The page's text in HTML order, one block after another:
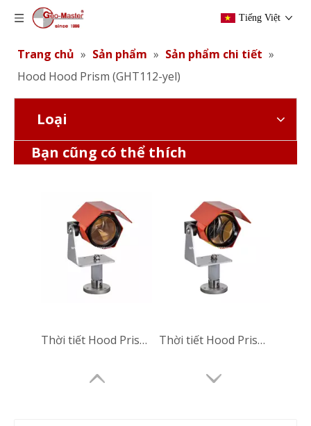
Tiếng Việt
Trang chủ » Sản phẩm » Sản phẩm chi tiết »
Hood Hood Prism (GHT112-yel)
Loại
Bạn cũng có thể thích
Thời tiết Hood Prism (GHT112-Red) Thời tiết Hood Prism (GHT112-Red)